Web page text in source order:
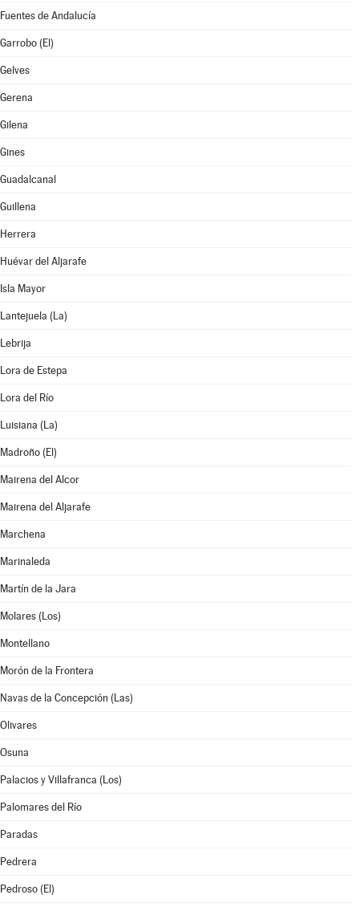
Fuentes de Andalucía
Garrobo (El)
Gelves
Gerena
Gilena
Gines
Guadalcanal
Guillena
Herrera
Huévar del Aljarafe
Isla Mayor
Lantejuela (La)
Lebrija
Lora de Estepa
Lora del Río
Luisiana (La)
Madroño (El)
Mairena del Alcor
Mairena del Aljarafe
Marchena
Marinaleda
Martín de la Jara
Molares (Los)
Montellano
Morón de la Frontera
Navas de la Concepción (Las)
Olivares
Osuna
Palacios y Villafranca (Los)
Palomares del Río
Paradas
Pedrera
Pedroso (El)